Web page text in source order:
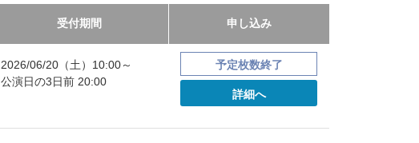
受付期間 申し込み
2026/06/20（土）10:00～
公演日の3日前 20:00
予定枚数終了
詳細へ